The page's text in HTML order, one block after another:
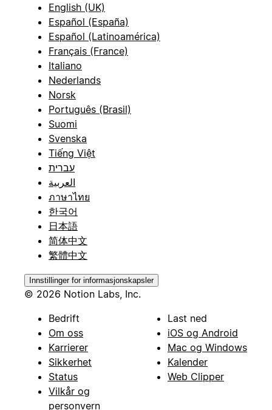
English (UK)
Español (España)
Español (Latinoamérica)
Français (France)
Italiano
Nederlands
Norsk
Português (Brasil)
Suomi
Svenska
Tiếng Việt
עברית
العربية
ภาษาไทย
한국어
日本語
简体中文
繁體中文
Innstillinger for informasjonskapsler
© 2026 Notion Labs, Inc.
Bedrift
Om oss
Karrierer
Sikkerhet
Status
Vilkår og
personvern
Last ned
iOS og Android
Mac og Windows
Kalender
Web Clipper